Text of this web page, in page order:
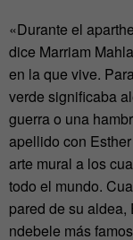
«Durante el
dice Marriam
en la que vive.
verde significaba
guerra o una
apellido con
arte mural a los
todo el mundo.
pared de su
ndebele más